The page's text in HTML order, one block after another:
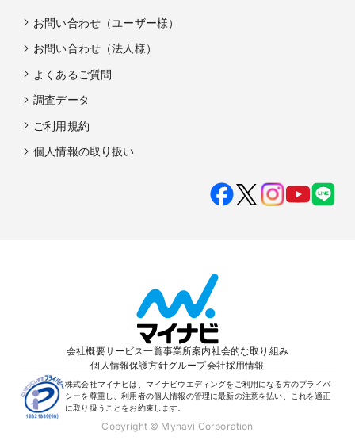
お問い合わせ（ユーザー様）
お問い合わせ（法人様）
よくあるご質問
調査データ
ご利用規約
個人情報の取り扱い
会社概要サービス一覧事業所案内社会的な取り組み
個人情報保護方針グループ会社採用情報
株式会社マイナビは、マイナビウエディングをご利用になる方のプライバ
シーを尊重し、利用者の個人情報の管理に最新の注意を払い、これを適正
に取り扱うことをお約束します。
Copyright © Mynavi Corporation